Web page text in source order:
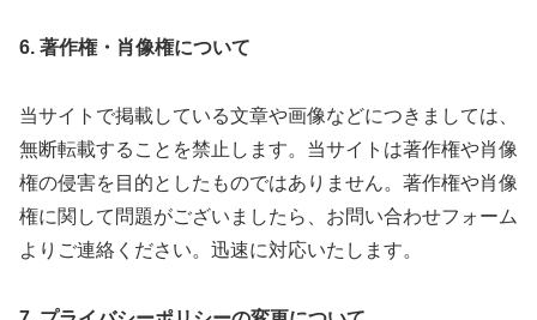
6. 著作権・肖像権について
当サイトで掲載している文章や画像などにつきましては、
無断転載することを禁止します。当サイトは著作権や肖像
権の侵害を目的としたものではありません。著作権や肖像
権に関して問題がございましたら、お問い合わせフォーム
よりご連絡ください。迅速に対応いたします。